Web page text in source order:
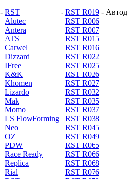
- RST
Alutec
Antera
ATS
Carwel
Dizzard
IFree
K&K
Khomen
Lizardo
Mak
Momo
LS FlowForming
Neo
OZ
PDW
Race Ready
Replica
Rial
- RST R019
RST R006
RST R007
RST R015
RST R016
RST R022
RST R025
RST R026
RST R027
RST R032
RST R035
RST R037
RST R038
RST R045
RST R049
RST R065
RST R066
RST R068
RST R076
-